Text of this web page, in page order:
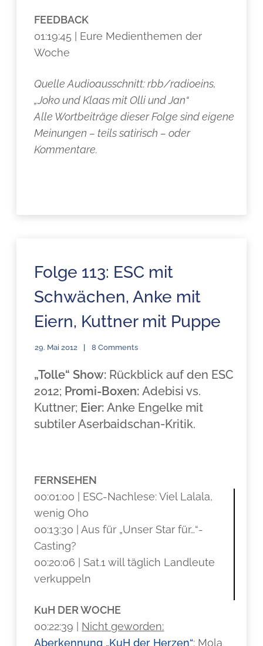
FEEDBACK
01:19:45 | Eure Medienthemen der
Woche
Quelle Audioausschnitt: rbb/radioeins,
„Joko und Klaas mit Olli und Jan“
Alle Wortbeiträge dieser Folge sind eigene
Meinungen – teils satirisch – oder
Kommentare.
Folge 113: ESC mit
Schwächen, Anke mit
Eiern, Kuttner mit Puppe
29. Mai 2012 8 Comments
„Tolle“ Show: Rückblick auf den ESC
2012; Promi-Boxen: Adebisi vs.
Kuttner; Eier:Anke Engelke mit
subtiler Aserbaidschan-Kritik.
FERNSEHEN
00:01:00 | ESC-Nachlese: Viel Lalala,
wenig Oho
00:13:30 | Aus für „Unser Star für…“-
Casting?
00:20:06 | Sat.1 will täglich Landleute
verkuppeln
KuH DER WOCHE
00:22:39 | Nicht geworden:
Aberkennung „KuH der Herzen“: Mola